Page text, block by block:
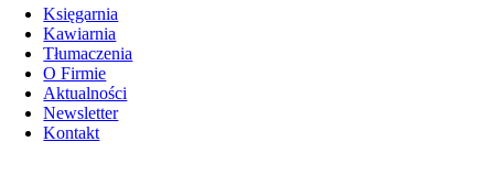
Księgarnia
Kawiarnia
Tłumaczenia
O Firmie
Aktualności
Newsletter
Kontakt